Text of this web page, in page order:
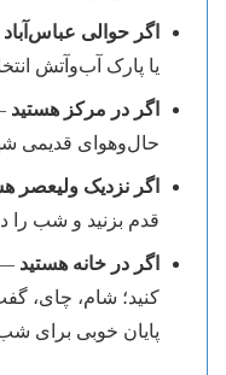
اگر حوالی
یا پارک آب‌وآتش
اگر در مرکز هستید
حال‌وهوای قدیمی
اگر نزدیک ولیعصر
قدم بزنید و شب را
اگر در خانه هستید —
کنید؛ شام، چای،
پایان خوبی برای